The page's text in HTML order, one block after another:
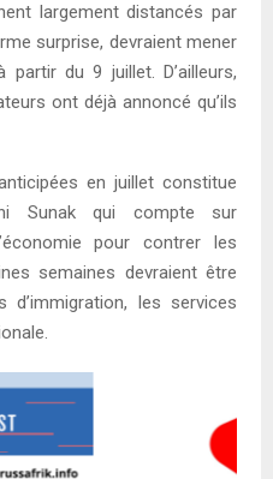
largement distancés par
surprise, devraient mener
partir du 9 juillet. D’ailleurs,
ont déjà annoncé qu’ils
en juillet constitue
Sunak qui compte sur
pour contrer les
semaines devraient être
les services